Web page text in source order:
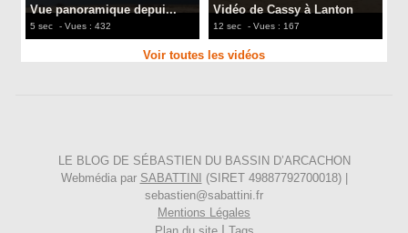
Vue panoramique depui...
5 sec - Vues : 432
Vidéo de Cassy à Lanton
12 sec - Vues : 167
Voir toutes les vidéos
LE BLOG DE SÉBASTIEN DU BASSIN D’ARCACHON
Webmédia par SABATTINI
(SIRET 49887792700018) |
sebastien@sabattini.fr
Mentions Légales
|